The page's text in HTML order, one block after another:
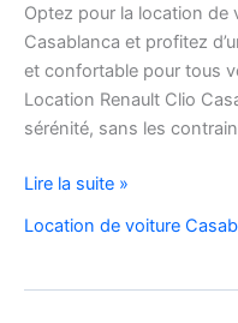
Optez pour la location de
Casablanca et profitez
et confortable pour tous
Location Renault Clio
sérénité, sans les
Location
Voiture
Clio
Lire la suite »
Location de voiture